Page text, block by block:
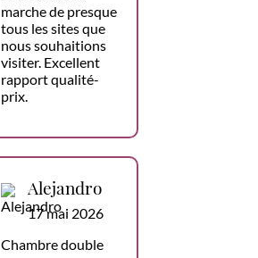
marche de presque
tous les sites que
nous souhaitions
visiter. Excellent
rapport qualité-
prix.
Alejandro
17 mai 2026
Chambre double